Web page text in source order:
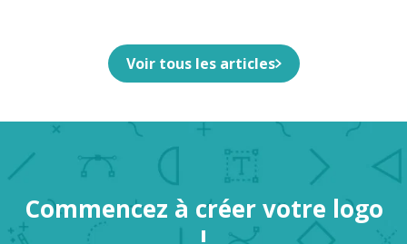
Voir tous les articles
Commencez à créer votre logo